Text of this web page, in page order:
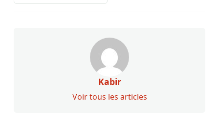
Kabir
Voir tous les articles